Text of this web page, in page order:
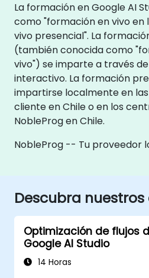
La formación en Google AI
como "formación en vivo en
vivo presencial". La
(también conocida como
vivo") se imparte a través
interactivo. La formación
impartirse localmente en
cliente en Chile o en los
NobleProg en Chile.
NobleProg -- Tu proveedor
Descubra nuestros
Optimización de flujos
Google AI Studio
14 Horas